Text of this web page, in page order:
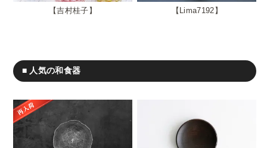
吉村桂子 Lima7192
■ 人気の和食器